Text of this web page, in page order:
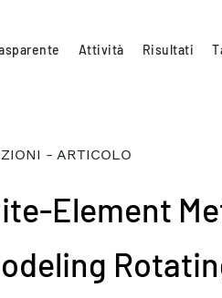
Attività Risultati
- ARTICOLO
Element